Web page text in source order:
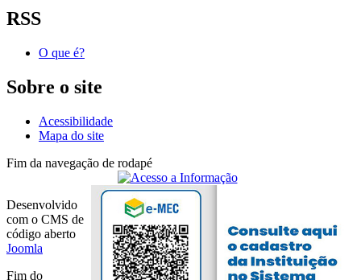
RSS
O que é?
Sobre o site
Acessibilidade
Mapa do site
Fim da navegação de rodapé
Desenvolvido
com o CMS de
código aberto
Joomla
Fim do